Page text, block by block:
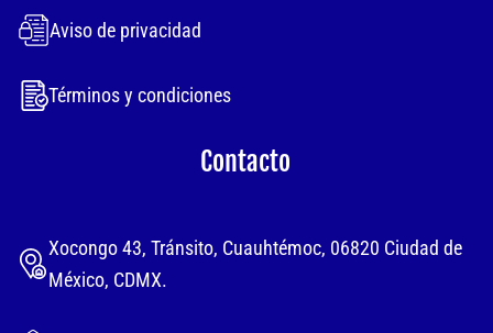
Aviso de privacidad
Términos y condiciones
Contacto
Xocongo 43, Tránsito, Cuauhtémoc, 06820 Ciudad de
México, CDMX.